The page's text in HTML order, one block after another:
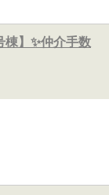
棟】✨️仲介手数